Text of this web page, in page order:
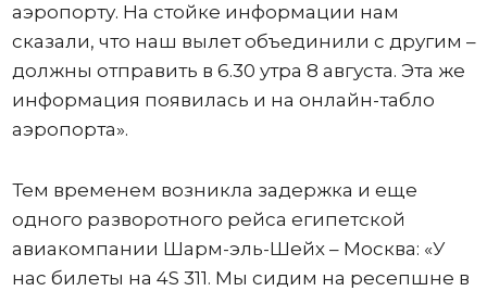
аэропорту. На стойке информации нам
сказали, что наш вылет объединили с другим –
должны отправить в 6.30 утра 8 августа. Эта же
информация появилась и на онлайн-табло
аэропорта».
Тем временем возникла задержка и еще
одного разворотного рейса египетской
авиакомпании Шарм-эль-Шейх – Москва: «У
нас билеты на 4S 311. Мы сидим на ресепшне в